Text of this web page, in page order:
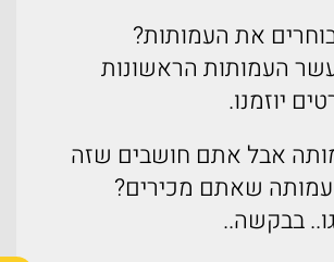
את העמותות?
העמותות הראשונות
יוזמנו.
אבל אתם חושבים שזה
עמותה שאתם מכירים?
בבקשה..